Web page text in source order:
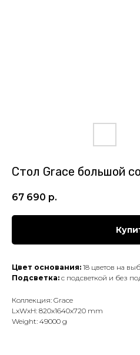
Стол Grace большой
67 690 р.
Цвет основания: 18 цветов на
Подсветка: с подсветкой и без
Коллекция: Grace
LxWxH: 820x1640x720 mm
Weight: 49000 g